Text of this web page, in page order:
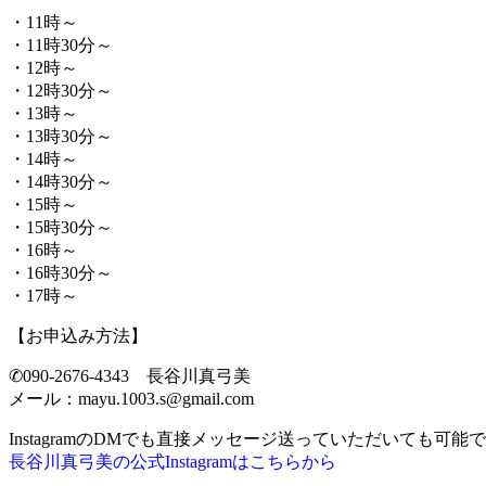
・11時～
・11時30分～
・12時～
・12時30分～
・13時～
・13時30分～
・14時～
・14時30分～
・15時～
・15時30分～
・16時～
・16時30分～
・17時～
【お申込み方法】
✆090-2676-4343 長谷川真弓美
メール：mayu.1003.s@gmail.com
InstagramのDMでも直接メッセージ送っていただいても可能
長谷川真弓美の公式Instagramはこちらから